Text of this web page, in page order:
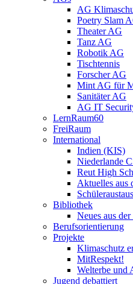
AG
Poetry Slam
Theater AG
Tanz AG
Robotik AG
Tischtennis
Forscher AG
Mint AG für
Sanitäter AG
AG IT
LernRaum60
FreiRaum
International
Indien (KIS)
Niederlande
Reut High
Aktuelles aus
Bibliothek
Neues aus
Berufsorientierung
Projekte
Klimaschutz
MitRespekt!
Welterbe und
Jugend debattiert